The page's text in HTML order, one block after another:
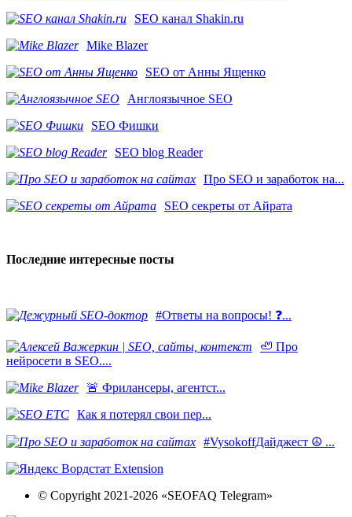
SEO канал Shakin.ru
Mike Blazer
SEO от Анны Ященко
Англоязычное SEO
SEO Фишки
SEO blog Reader
Про SEO и заработок на...
SEO секреты от Айрата
Последние интересные посты
#Ответы на вопросы! ❓...
🦥 Про
нейросети в SEO....
​🚨 Фрилансеры, агентст...
Как я потерял свои пер...
#VysokoffДайджест ☮️ ...
© Copyright 2021-2026 «SEOFAQ Telegram»